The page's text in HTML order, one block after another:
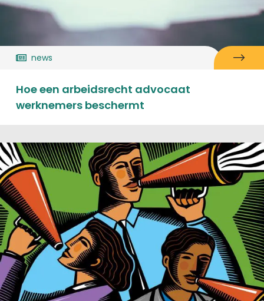
news
Hoe een arbeidsrecht advocaat
werknemers beschermt